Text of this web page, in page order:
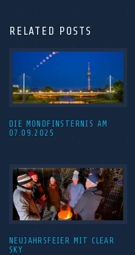
RELATED POSTS
DIE MONDFINSTERNIS AM
07.09.2025
NEUJAHRSFEIER MIT CLEAR
SKY